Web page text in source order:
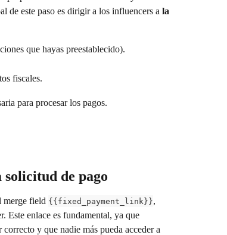
de este paso es dirigir a los influencers a la
que hayas preestablecido).
fiscales.
para procesar los pagos.
de pago
merge field {{fixed_payment_link}},
Este enlace es fundamental, ya que
y que nadie más pueda acceder a